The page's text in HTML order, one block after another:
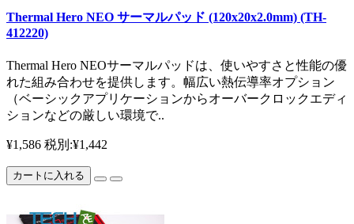
Thermal Hero NEO サーマルパッド (120x20x2.0mm) (TH-
412220)
Thermal Hero NEOサーマルパッドは、使いやすさと性能の優
れた組み合わせを提供します。幅広い熱伝導率オプション
（ベーシックアプリケーションからオーバークロックエディ
ションなどの厳しい環境で..
¥1,586 税別:¥1,442
カートに入れる